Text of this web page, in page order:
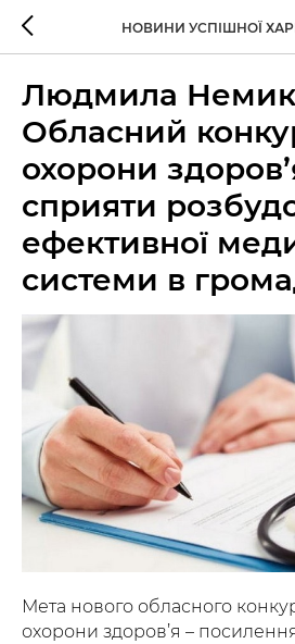
НОВИНИ УСПІШНОЇ
Людмила
Обласний
охорони
сприяти
ефективної
системи в
Мета нового обласного
охорони здоров’я –